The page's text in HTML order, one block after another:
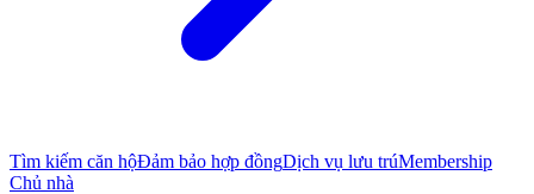
Tìm kiếm căn hộĐảm bảo hợp đồngDịch vụ lưu trúMembership
Chủ nhà